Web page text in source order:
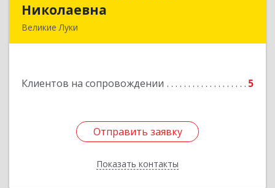
Николаевна
Великие Луки
Клиентов на сопровождении 5
Отправить заявку
Показать контакты
Отправить заявку
Назад